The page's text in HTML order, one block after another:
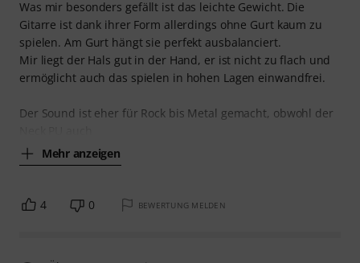
Was mir besonders gefällt ist das leichte Gewicht. Die
Gitarre ist dank ihrer Form allerdings ohne Gurt kaum zu
spielen. Am Gurt hängt sie perfekt ausbalanciert.
Mir liegt der Hals gut in der Hand, er ist nicht zu flach und
ermöglicht auch das spielen in hohen Lagen einwandfrei.
Der Sound ist eher für Rock bis Metal gemacht, obwohl der
Mehr anzeigen
4 0 BEWERTUNG MELDEN